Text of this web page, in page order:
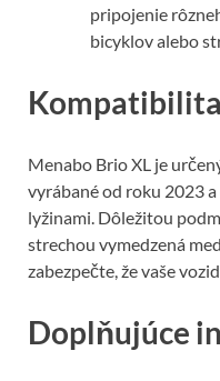
pripojenie
bicyklov alebo
Menabo Brio XL je
vyrábané od roku 2023 a
lyžinami. Dôležitou
strechou vymedzená
zabezpečte, že vaše
Doplňujúce